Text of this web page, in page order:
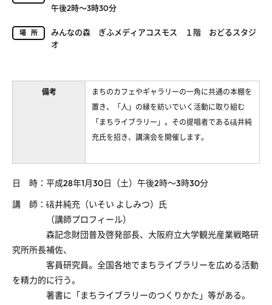
午後2時～3時30分
場所
みんなの森 ぎふメディアコスモス １階 おどるスタジ
オ
備考
まちのカフェやギャラリーの一角に共通の本棚を
置き、「人」の縁を紡いでいく活動に取り組む
「まちライブラリー」。その提唱者である礒井純
充氏を招き、講演会を開催します。
日 時：平成28年1月30日（土）午後2時～3時30分
講 師：礒井純充（いそい よしみつ）氏
（講師プロフィール）
森記念財団普及啓発部長、大阪府立大学観光産業戦略研
究所所長補佐、
客員研究員。全国各地でまちライブラリーを広める活動
を精力的に行う。
著書に「まちライブラリーのつくりかた」等がある。